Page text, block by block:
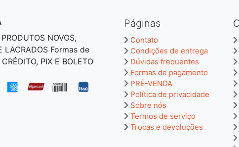
Páginas
Contato
Condições de entrega
Dúvidas frequentes
Formas de pagamento
PRÉ-VENDA
Política de privacidade
Sobre nós
Termos de serviço
Trocas e devoluções
NOVOS,
LACRADOS Formas de
PIX E BOLETO